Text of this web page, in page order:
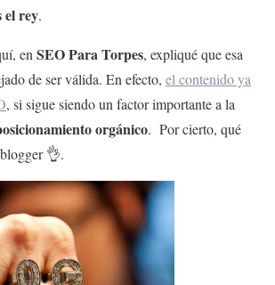
el rey.
en SEO Para Torpes, expliqué que esa
de ser válida. En efecto, el contenido ya
, si sigue siendo un factor importante a la
orgánico. Por cierto, qué
👌.